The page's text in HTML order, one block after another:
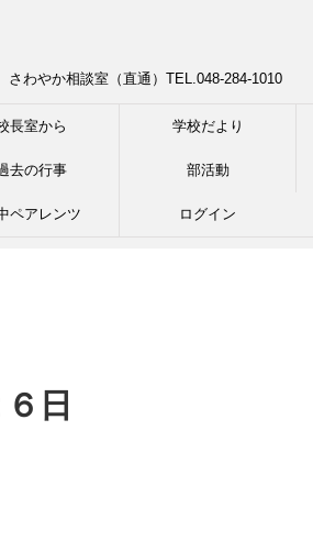
やか相談室（直通）TEL.048-284-1010
長室から 学校だより
去の行事 部活動
ペアレンツ ログイン
日